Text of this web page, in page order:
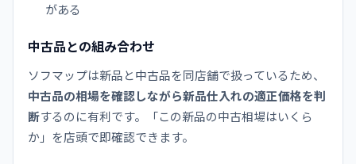
がある
中古品との組み合わせ
ソフマップは新品と中古品を同店舗で扱っているため、
中古品の相場を確認しながら新品仕入れの適正価格を判
断するのに有利です。「この新品の中古相場はいくら
か」を店頭で即確認できます。